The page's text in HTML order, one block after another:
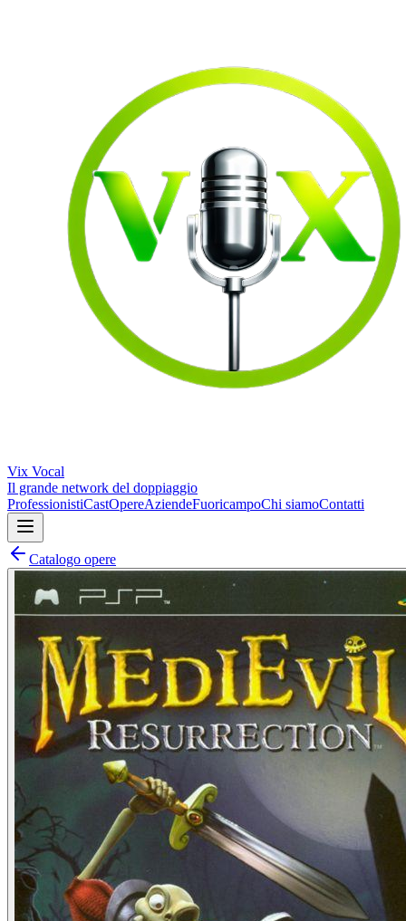
Vix Vocal
Il grande network del doppiaggio
ProfessionistiCastOpereAziendeFuoricampoChi siamoContatti
Catalogo opere